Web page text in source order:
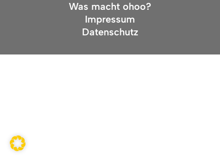
Was macht ohoo?
Impressum
Datenschutz